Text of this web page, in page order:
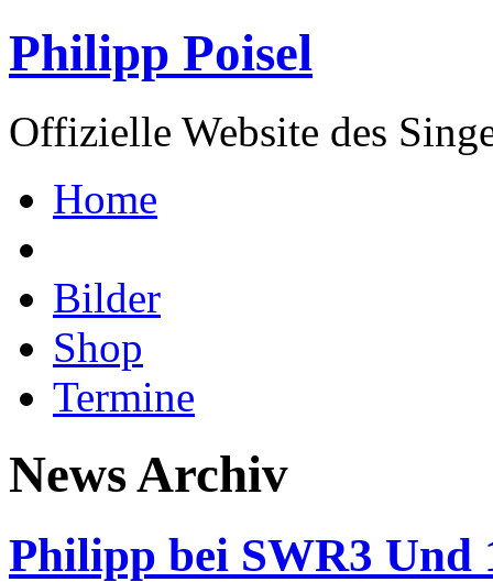
Philipp Poisel
Offizielle Website des
Home
Bilder
Shop
Termine
News Archiv
Philipp bei SWR3